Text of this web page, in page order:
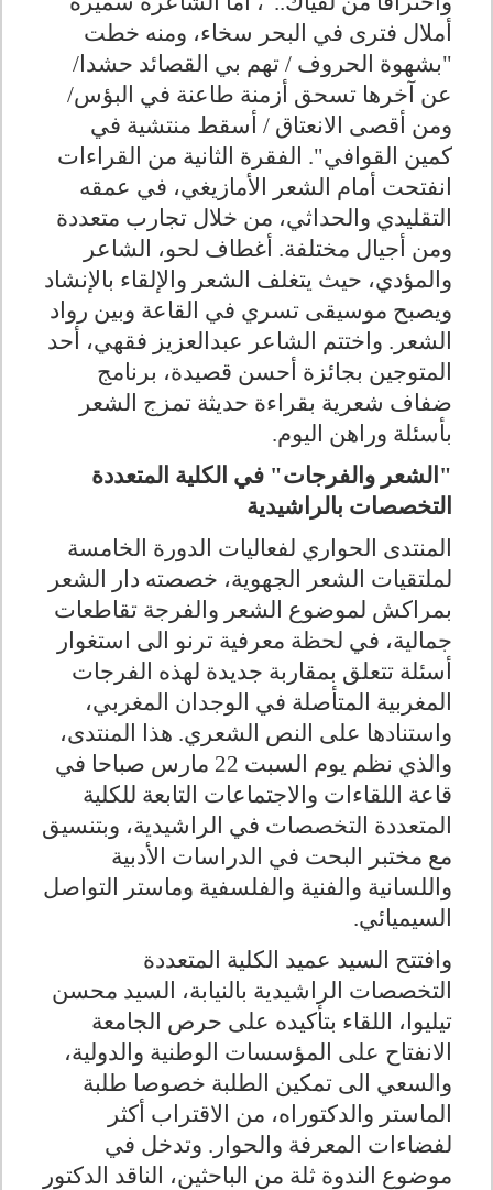
أملال فترى في البحر سخاء، ومنه خطت
"بشهوة الحروف / تهم بي القصائد حشدا/
عن آخرها تسحق أزمنة طاعنة في البؤس/
ومن أقصى الانعتاق / أسقط منتشية في
كمين القوافي". الفقرة الثانية من القراءات
انفتحت أمام الشعر الأمازيغي، في عمقه
التقليدي والحداثي، من خلال تجارب متعددة
ومن أجيال مختلفة. أغطاف لحو، الشاعر
والمؤدي، حيث يتغلف الشعر والإلقاء بالإنشاد
ويصبح موسيقى تسري في القاعة وبين رواد
الشعر. واختتم الشاعر عبدالعزيز فقهي، أحد
المتوجين بجائزة أحسن قصيدة، برنامج
ضفاف شعرية بقراءة حديثة تمزج الشعر
بأسئلة وراهن اليوم.
"الشعر والفرجات" في الكلية المتعددة
التخصصات بالراشيدية
المنتدى الحواري لفعاليات الدورة الخامسة
لملتقيات الشعر الجهوية، خصصته دار الشعر
بمراكش لموضوع الشعر والفرجة تقاطعات
جمالية، في لحظة معرفية ترنو الى استغوار
أسئلة تتعلق بمقاربة جديدة لهذه الفرجات
المغربية المتأصلة في الوجدان المغربي،
واستنادها على النص الشعري. هذا المنتدى،
والذي نظم يوم السبت 22 مارس صباحا في
قاعة اللقاءات والاجتماعات التابعة للكلية
المتعددة التخصصات في الراشيدية، وبتنسيق
مع مختبر البحت في الدراسات الأدبية
واللسانية والفنية والفلسفية وماستر التواصل
السيميائي.
وافتتح السيد عميد الكلية المتعددة
التخصصات الراشيدية بالنيابة، السيد محسن
تيليوا، اللقاء بتأكيده على حرص الجامعة
الانفتاح على المؤسسات الوطنية والدولية،
والسعي الى تمكين الطلبة خصوصا طلبة
الماستر والدكتوراه، من الاقتراب أكثر
لفضاءات المعرفة والحوار. وتدخل في
موضوع الندوة ثلة من الباحثين، الناقد الدكتور